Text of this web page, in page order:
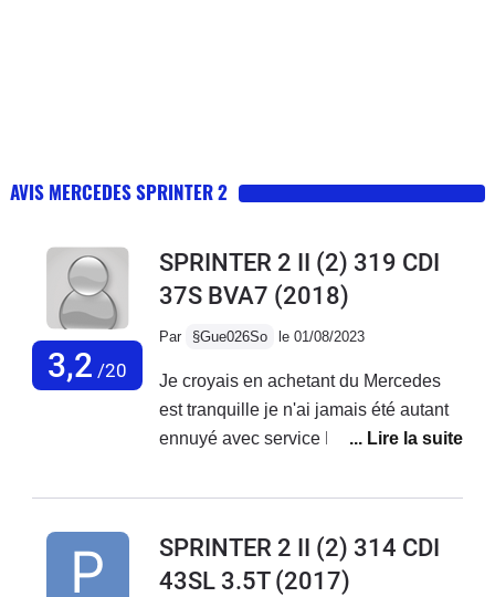
AVIS MERCEDES SPRINTER 2
3,2 /20
SPRINTER 2 II (2) 319 CDI
37S BVA7 (2018)
Par §Gue026So le 01/08/2023
Je croyais en achetant du Mercedes
est tranquille je n'ai jamais été autant
ennuyé avec service Mercedes France
je reste avec mes problèmes sur le
mois avec 20000 kmBatterie qui a
lâché, peinture qui se décolle, porte
SPRINTER 2 II (2) 314 CDI
43SL 3.5T(2017)